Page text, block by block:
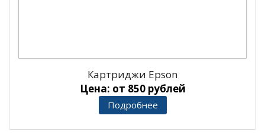
Картриджи Epson
Цена: от 850 рублей
Подробнее